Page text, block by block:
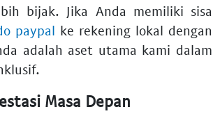
bijak. Jika Anda memiliki sisa
paypal ke rekening lokal dengan
adalah aset utama kami dalam
Masa Depan